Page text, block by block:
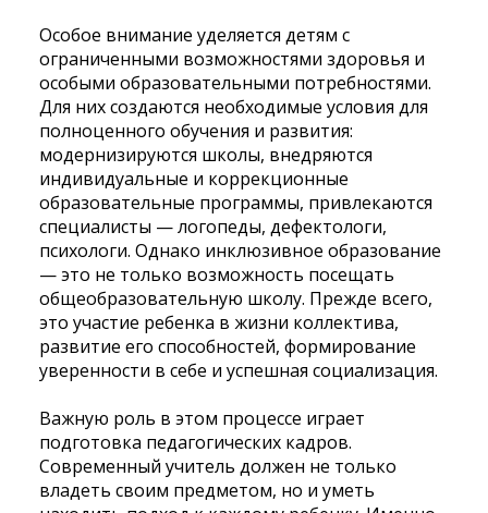
Особое внимание уделяется детям с
ограниченными возможностями здоровья и
особыми образовательными потребностями.
Для них создаются необходимые условия для
полноценного обучения и развития:
модернизируются школы, внедряются
индивидуальные и коррекционные
образовательные программы, привлекаются
специалисты — логопеды, дефектологи,
психологи. Однако инклюзивное образование
— это не только возможность посещать
общеобразовательную школу. Прежде всего,
это участие ребенка в жизни коллектива,
развитие его способностей, формирование
уверенности в себе и успешная социализация.
Важную роль в этом процессе играет
подготовка педагогических кадров.
Современный учитель должен не только
владеть своим предметом, но и уметь